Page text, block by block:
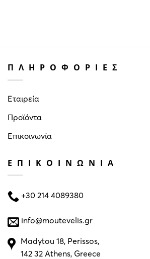
ΠΛΗΡΟΦΟΡΙΕΣ
Εταιρεία
Προϊόντα
Επικοινωνία
ΕΠΙΚΟΙΝΩΝΙΑ
+30 214 4089380
info@moutevelis.gr
Madytou 18, Perissos,
142 32 Athens, Greece